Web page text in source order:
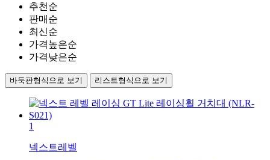
추천순
판매순
최신순
가격높은순
가격낮은순
바둑판형식으로 보기 리스트형식으로 보기
1
넥스트레벨